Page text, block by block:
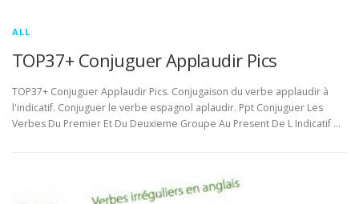
ALL
TOP37+ Conjuguer Applaudir Pics
TOP37+ Conjuguer Applaudir Pics. Conjugaison du verbe applaudir à
l'indicatif. Conjuguer le verbe espagnol aplaudir. Ppt Conjuguer Les
Verbes Du Premier Et Du Deuxieme Groupe Au Present De L Indicatif …